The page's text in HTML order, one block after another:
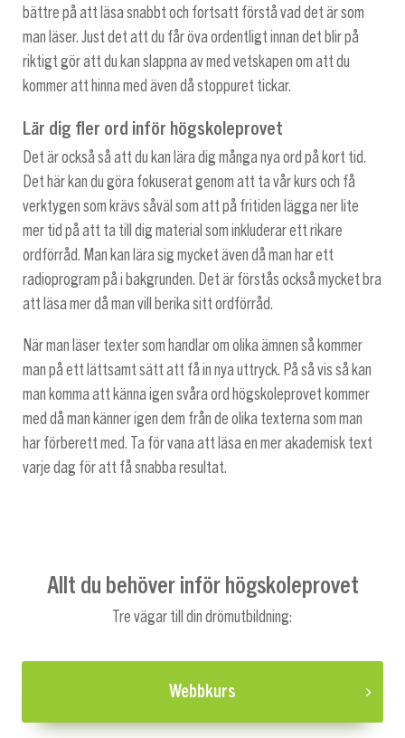
bättre på att läsa snabbt och fortsatt förstå vad det är som
man läser. Just det att du får öva ordentligt innan det blir på
riktigt gör att du kan slappna av med vetskapen om att du
kommer att hinna med även då stoppuret tickar.
Lär dig fler ord inför högskoleprovet
Det är också så att du kan lära dig många nya ord på kort tid.
Det här kan du göra fokuserat genom att ta vår kurs och få
verktygen som krävs såväl som att på fritiden lägga ner lite
mer tid på att ta till dig material som inkluderar ett rikare
ordförråd. Man kan lära sig mycket även då man har ett
radioprogram på i bakgrunden. Det är förstås också mycket bra
att läsa mer då man vill berika sitt ordförråd.
När man läser texter som handlar om olika ämnen så kommer
man på ett lättsamt sätt att få in nya uttryck. På så vis så kan
man komma att känna igen svåra ord högskoleprovet kommer
med då man känner igen dem från de olika texterna som man
har förberett med. Ta för vana att läsa en mer akademisk text
varje dag för att få snabba resultat.
Allt du behöver inför högskoleprovet
Tre vägar till din drömutbildning:
Webbkurs